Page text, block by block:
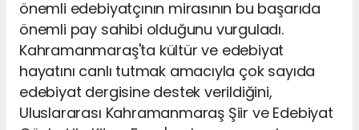
önemli edebiyatçının mirasının bu başarıda
önemli pay sahibi olduğunu vurguladı.
Kahramanmaraş'ta kültür ve edebiyat
hayatını canlı tutmak amacıyla çok sayıda
edebiyat dergisine destek verildiğini,
Uluslararası Kahramanmaraş Şiir ve Edebiyat